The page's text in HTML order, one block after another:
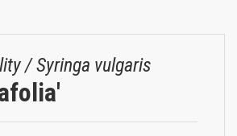
/ Syringa vulgaris